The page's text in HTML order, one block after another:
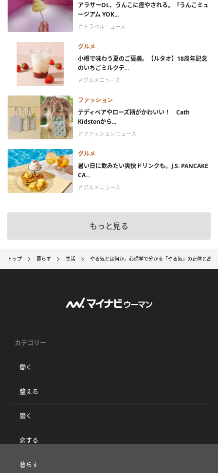
アラサーOL、うんこに癒やされる。『うんこミュ
ージアム YOK...
＃トラベルニュース
グルメ
小樽で味わう夏のご褒美。【ルタオ】18周年記念
のいちごミルクテ...
＃グルメニュース
ファッション
テディベアやローズ柄がかわいい！ Cath
Kidstonから...
＃ファッションニュース
グルメ
暑い日に飲みたい爽快ドリンクも。J.S. PANCAKE
CA...
＃グルメニュース
もっと見る
トップ 暮らす 生活 やる気とは何か。心理学で分かる「やる気」の正体と高め
カテゴリー
働く
整える
磨く
恋する
暮らす